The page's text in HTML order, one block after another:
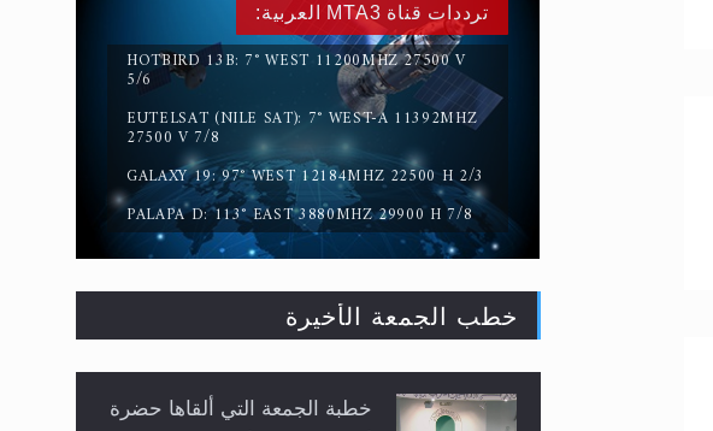
المفهوم الحقيقي للجهاد الإسلامي.. ترددات قناة MTA3 العربية:
HOTBIRD 13B: 7° WEST 11200MHZ 27500 V
5/6
EUTELSAT (NILE SAT): 7° WEST-A 11392MHZ
27500 V 7/8
GALAXY 19: 97° WEST 12184MHZ 22500 H 2/3
PALAPA D: 113° EAST 3880MHZ 29900 H 7/8
خطب الجمعة الأخيرة
خطبة الجمعة التي ألقاها حضرة